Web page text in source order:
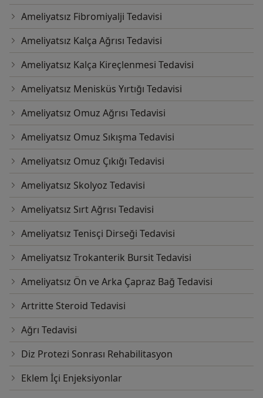
Ameliyatsız Fibromiyalji Tedavisi
Ameliyatsız Kalça Ağrısı Tedavisi
Ameliyatsız Kalça Kireçlenmesi Tedavisi
Ameliyatsız Menisküs Yırtığı Tedavisi
Ameliyatsız Omuz Ağrısı Tedavisi
Ameliyatsız Omuz Sıkışma Tedavisi
Ameliyatsız Omuz Çıkığı Tedavisi
Ameliyatsız Skolyoz Tedavisi
Ameliyatsız Sırt Ağrısı Tedavisi
Ameliyatsız Tenisçi Dirseği Tedavisi
Ameliyatsız Trokanterik Bursit Tedavisi
Ameliyatsız Ön ve Arka Çapraz Bağ Tedavisi
Artritte Steroid Tedavisi
Ağrı Tedavisi
Diz Protezi Sonrası Rehabilitasyon
Eklem İçi Enjeksiyonlar